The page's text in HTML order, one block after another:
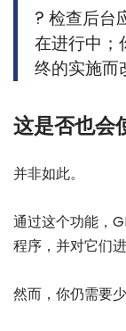
? 检查后台
在进行中；
终的实施而
这是否也会
并非如此。
通过这个功能，
程序，并对它们
然而，你仍需要